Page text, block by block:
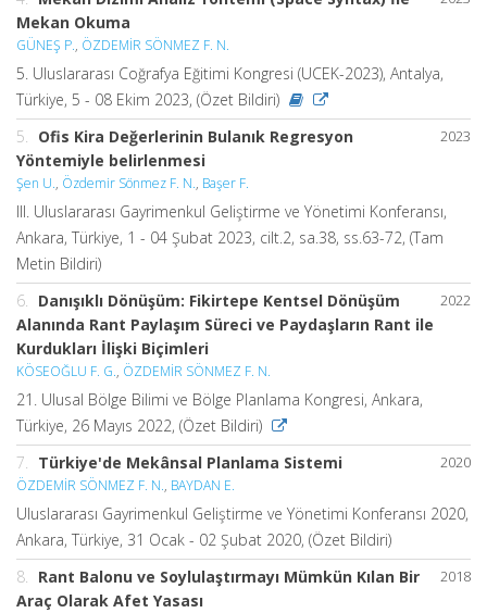
Mekan Okuma
GÜNEŞ P., ÖZDEMİR SÖNMEZ F. N.
5. Uluslararası Coğrafya Eğitimi Kongresi (UCEK-2023), Antalya,
Türkiye, 5 - 08 Ekim 2023, (Özet Bildiri)
2023
5. Ofis Kira Değerlerinin Bulanık Regresyon
Yöntemiyle belirlenmesi
Şen U., Özdemir Sönmez F. N., Başer F.
III. Uluslararası Gayrimenkul Geliştirme ve Yönetimi Konferansı,
Ankara, Türkiye, 1 - 04 Şubat 2023, cilt.2, sa.38, ss.63-72, (Tam
Metin Bildiri)
2022
6. Danışıklı Dönüşüm: Fikirtepe Kentsel Dönüşüm
Alanında Rant Paylaşım Süreci ve Paydaşların Rant ile
Kurdukları İlişki Biçimleri
KÖSEOĞLU F. G., ÖZDEMİR SÖNMEZ F. N.
21. Ulusal Bölge Bilimi ve Bölge Planlama Kongresi, Ankara,
Türkiye, 26 Mayıs 2022, (Özet Bildiri)
2020
7. Türkiye'de Mekânsal Planlama Sistemi
ÖZDEMİR SÖNMEZ F. N., BAYDAN E.
Uluslararası Gayrimenkul Geliştirme ve Yönetimi Konferansı 2020,
Ankara, Türkiye, 31 Ocak - 02 Şubat 2020, (Özet Bildiri)
2018
8. Rant Balonu ve Soylulaştırmayı Mümkün Kılan Bir
Araç Olarak Afet Yasası